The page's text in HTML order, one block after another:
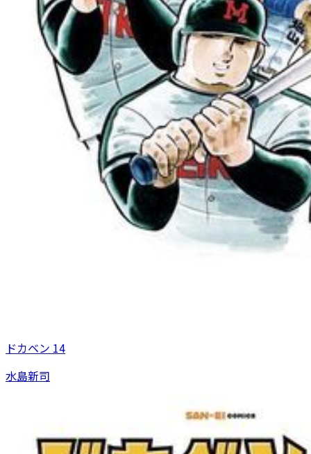
ドカベン 14
水島新司